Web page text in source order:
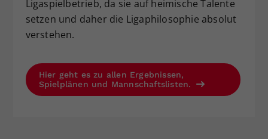
Ligaspielbetrieb, da sie auf heimische Talente
setzen und daher die Ligaphilosophie absolut
verstehen.
Hier geht es zu allen Ergebnissen,
Spielplänen und Mannschaftslisten.